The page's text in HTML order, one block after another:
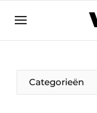
Categorieën